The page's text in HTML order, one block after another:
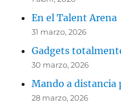
En el Talent Arena
31 marzo, 2026
Gadgets
30 marzo, 2026
Mando a distancia
28 marzo, 2026